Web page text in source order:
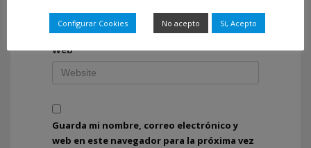
Web
Guarda mi nombre, correo electrónico y
web en este navegador para la próxima vez
Configurar Cookies No acepto Sí, Acepto